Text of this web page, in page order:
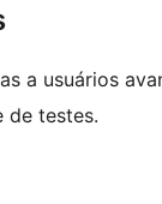
a usuários
de testes.